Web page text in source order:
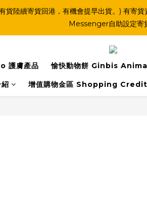
陸續寄貨回港，有機會提早出貨。) 有寄
Messenger自助設定寄
護膚產品
愉快動物餅 Ginbis
增值購物金區 Shopping